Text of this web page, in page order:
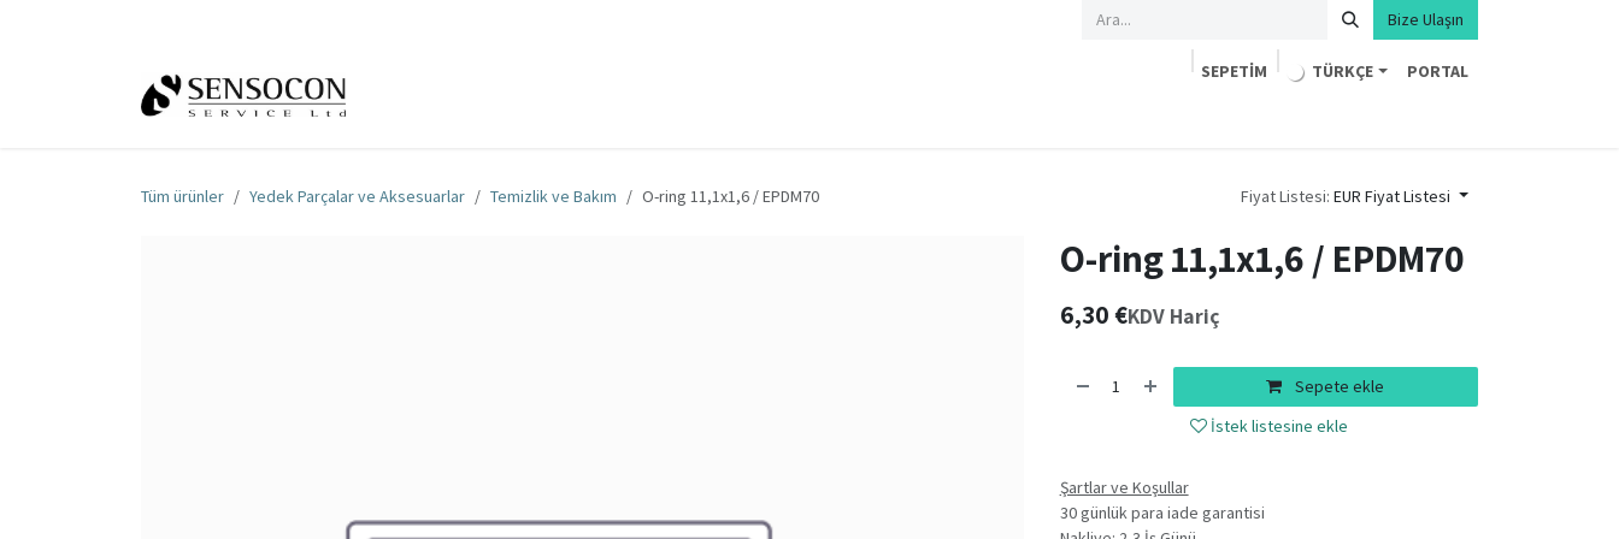
Bize Ulaşın
SEPETIM TÜRKÇE PORTAL
Tüm ürünler Yedek Parçalar ve Aksesuarlar Temizlik ve Bakım O-ring 11,1x1,6 / EPDM70 Fiyat Listesi: EUR Fiyat Listesi
O-ring 11,1x1,6 / EPDM70
6,30€KDV Hariç
Sepete ekle
İstek listesine ekle
Şartlar ve Koşullar
30 günlük para iade garantisi